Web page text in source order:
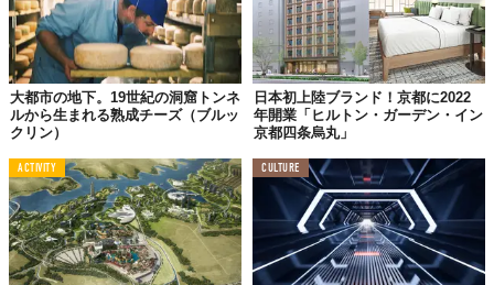
大都市の地下。19世紀の洞窟トンネ
ルから生まれる熟成チーズ（ブルッ
クリン）
日本初上陸ブランド！京都に2022
年開業「ヒルトン・ガーデン・イン
京都四条烏丸」
ACTIVITY CULTURE